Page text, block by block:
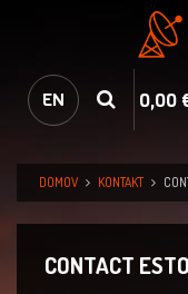
EN 0,00
DOMOV KONTAKT
CONTACT